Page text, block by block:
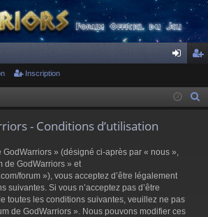
ne cri
Inscription
- Conditions d’utilisation
GodWarriors » (désigné ci-après par « nous »,
de GodWarriors » et
forum »), vous acceptez d’être légalement
suivantes. Si vous n’acceptez pas d’être
toutes les conditions suivantes, veuillez ne pas
de GodWarriors ». Nous pouvons modifier ces